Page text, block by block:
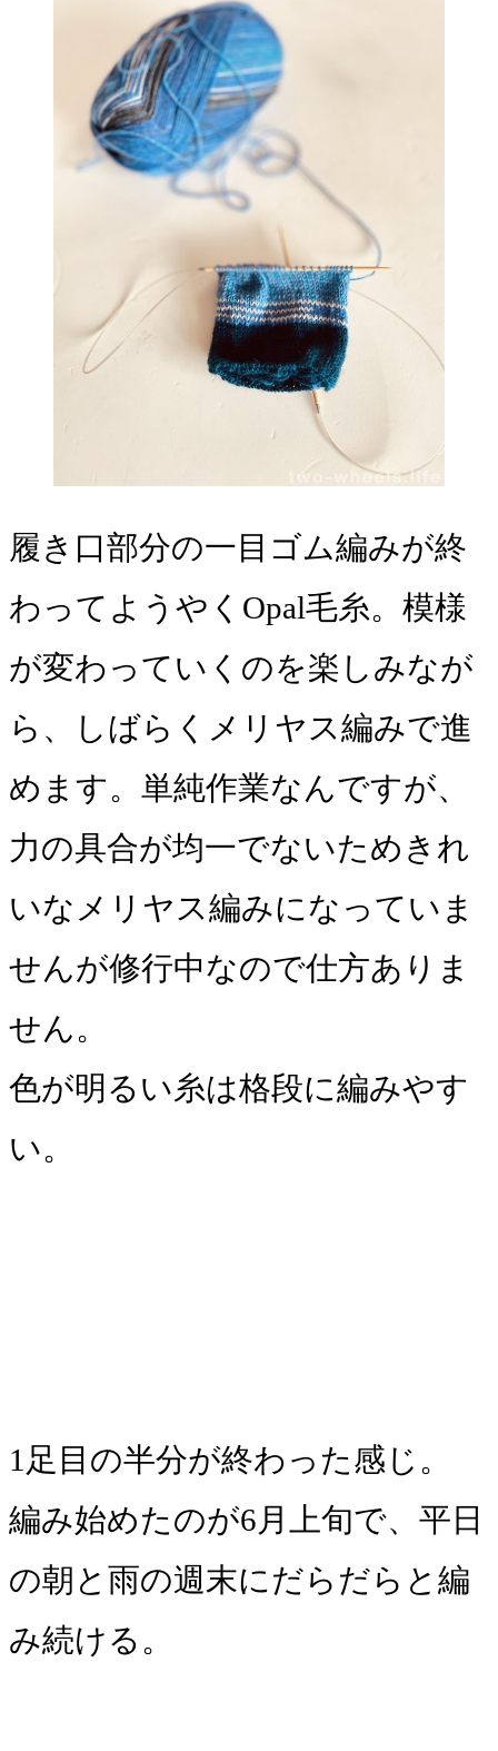
履き口部分の一目ゴム編みが終
わってようやくOpal毛糸。模様
が変わっていくのを楽しみなが
ら、しばらくメリヤス編みで進
めます。単純作業なんですが、
力の具合が均一でないためきれ
いなメリヤス編みになっていま
せんが修行中なので仕方ありま
せん。
色が明るい糸は格段に編みやす
い。
1足目の半分が終わった感じ。
編み始めたのが6月上旬で、平日
の朝と雨の週末にだらだらと編
み続ける。